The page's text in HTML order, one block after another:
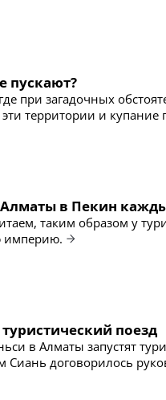
пускают?
при загадочных
территории и купание
Алматы в Пекин
таким образом у
империю.
поезд
в Алматы запустят
Сиань договорилось